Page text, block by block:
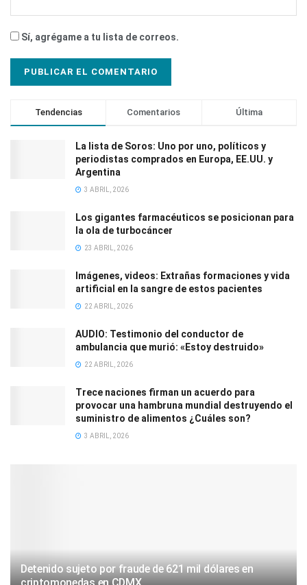
Sí, agrégame a tu lista de correos.
Tendencias Comentarios Última
La lista de Soros: Uno por uno, políticos y
periodistas comprados en Europa, EE.UU. y
Argentina
3 ABRIL, 2026
Los gigantes farmacéuticos se posicionan para
la ola de turbocáncer
23 ABRIL, 2026
Imágenes, videos: Extrañas formaciones y vida
artificial en la sangre de estos pacientes
22 ABRIL, 2026
AUDIO: Testimonio del conductor de
ambulancia que murió: «Estoy destruido»
22 ABRIL, 2026
Trece naciones firman un acuerdo para
provocar una hambruna mundial destruyendo el
suministro de alimentos ¿Cuáles son?
3 ABRIL, 2026
Detenido sujeto por fraude de 621 mil dólares en